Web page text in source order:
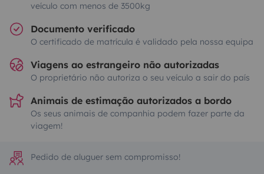
veículo com menos de 3500kg
Documento verificado
O certificado de matrícula é validado pela nossa equipa
Viagens ao estrangeiro não autorizadas
O proprietário não autoriza o seu veículo a sair do país
Animais de estimação autorizados a bordo
Os seus animais de companhia podem fazer parte da
viagem!
Pedido de aluguer sem compromisso!